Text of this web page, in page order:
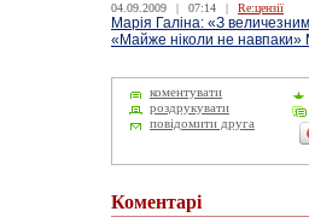
04.09.2009 | 07:14 | Re:цензії
Марія Галіна: «З
«Майже ніколи не навпаки»
коментувати
роздрукувати
повідомити друга
Коментарі